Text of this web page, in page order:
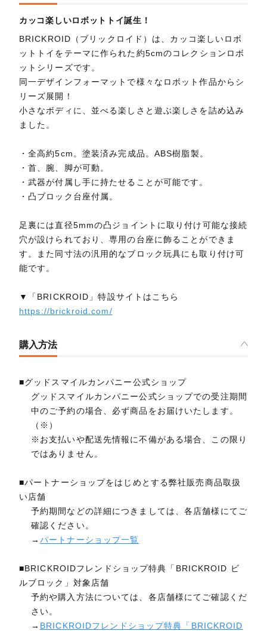
カッコ楽しいロボットトイ誕生！
BRICKROID（ブリックロイド）は、カッコ楽しいロボ
ットトイをテーマに作られた約5cmのコレクションロボ
ットシリーズです。
同一デザインフォーマットで様々なロボット作品からシ
リーズ展開！
小さなボディに、並べる楽しさと遊ぶ楽しさを詰め込み
ました。
・全高約5cm。塗装済み完成品。ABS樹脂製。
・首、腕、脚が可動。
・武器が付属し手に持たせることが可能です。
・凸ブロック台座付属。
足裏には直径5mmの凸ジョイントに取り付け可能な接続
穴が設けられており、専用の台座に飾ることができま
す。また同寸法の汎用的なブロック玩具にも取り付け可
能です。
▼「BRICKROID」特設サイトはこちら
https://brickroid.com/
購入方法
■グッドスマイルカンパニー公式ショップ
グッドスマイルカンパニー公式ショップでの受注期間
中のご予約の場合、必ず商品をお届けいたします。
（※）
※お支払いや配送先情報に不備がある場合、この限り
ではありません。
■パートナーショップをはじめとする弊社販売商品取扱
い店舗
予約期間などの詳細につきましては、各店舗様にてご
確認ください。
→パートナーショップ一覧
■BRICKROIDフレンドショップ特典「BRICKROID ビ
ルブロック」対象店舗
予約や購入方法については、各店舗様にてご確認くだ
さい。
→ BRICKROIDフレンドショップ特典「BRICKROID